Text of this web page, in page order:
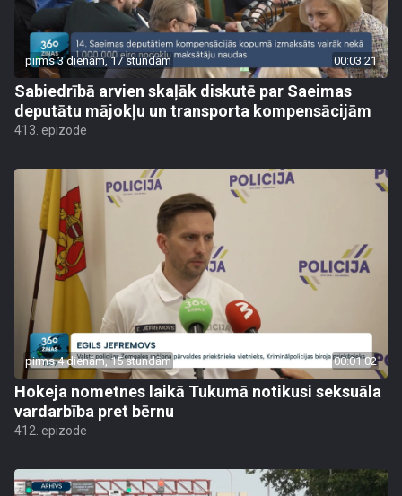
pirms 3 dienām, 17 stundām 00:03:21
Sabiedrībā arvien skaļāk diskutē par Saeimas
deputātu mājokļu un transporta kompensācijām
413. epizode
pirms 4 dienām, 15 stundām 00:01:02
Hokeja nometnes laikā Tukumā notikusi seksuāla
vardarbība pret bērnu
412. epizode